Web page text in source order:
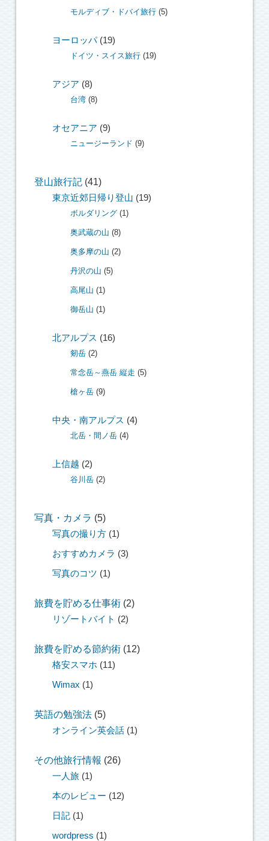
モルディブ・ドバイ旅行(5)
ヨーロッパ(19)
ドイツ・スイス旅行(19)
アジア (8)
台湾(8)
オセアニア (9)
ニュージーランド (9)
登山旅行記(41)
東京近郊日帰り登山 (19)
ボルダリング(1)
奥武蔵の山 (8)
奥多摩の山 (2)
丹沢の山 (5)
高尾山 (1)
御岳山 (1)
北アルプス (16)
剱岳(2)
常念岳～燕岳 縦走 (5)
槍ヶ岳(9)
中央・南アルプス (4)
北岳・間ノ岳(4)
上信越 (2)
谷川岳(2)
写真・カメラ (5)
写真の撮り方(1)
おすすめカメラ (3)
写真のコツ (1)
旅費を貯める仕事術(2)
リゾートバイト (2)
旅費を貯める節約術(12)
格安スマホ (11)
Wimax (1)
英語の勉強法(5)
オンライン英会話(1)
その他旅行情報 (26)
一人旅 (1)
本のレビュー (12)
日記(1)
wordpress (1)